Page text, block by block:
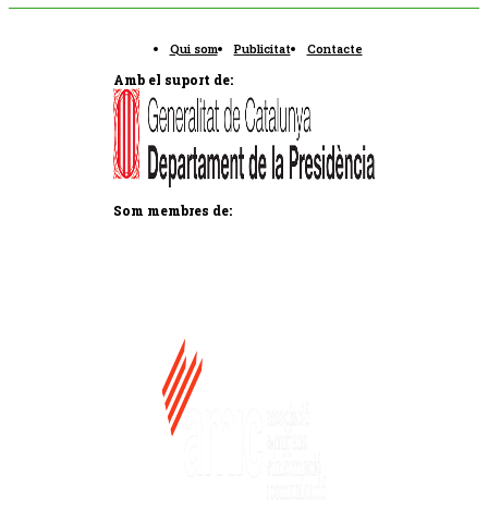
Qui som Publicitat Contacte
Amb el suport de:
Som membres de: